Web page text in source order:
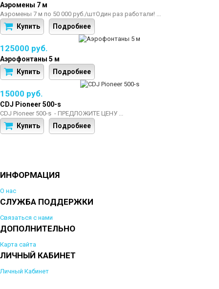
Аэромены 7 м
Аэромены 7 м по 50 000 руб./шт ​Один раз работали! ...
Купить Подробнее
125000 руб.
Аэрофонтаны 5 м
Купить
Подробнее
15000 руб.
CDJ Pioneer 500-s
CDJ Pioneer 500-s - ПРЕДЛОЖИТЕ ЦЕНУ ...
Купить Подробнее
ИНФОРМАЦИЯ
О нас
СЛУЖБА ПОДДЕРЖКИ
Связаться с нами
ДОПОЛНИТЕЛЬНО
Карта сайта
ЛИЧНЫЙ КАБИНЕТ
Личный Кабинет